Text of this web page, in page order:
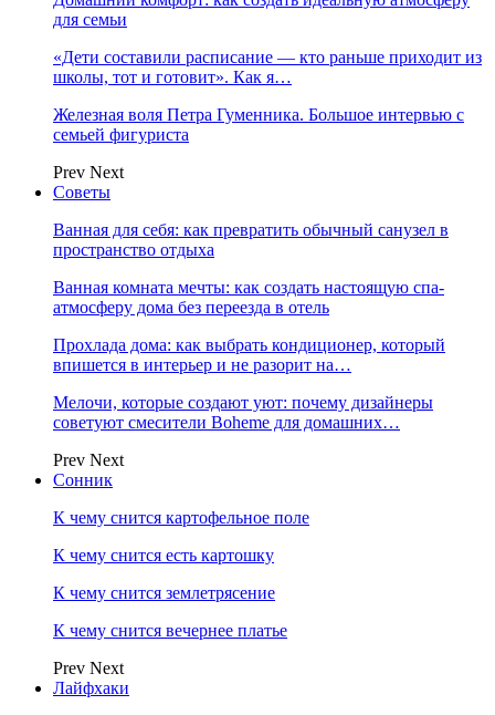
для семьи
«Дети составили расписание — кто раньше приходит из
школы, тот и готовит». Как я…
Железная воля Петра Гуменника. Большое интервью с
семьей фигуриста
Prev Next
Советы
Ванная для себя: как превратить обычный санузел в
пространство отдыха
Ванная комната мечты: как создать настоящую спа-
атмосферу дома без переезда в отель
Прохлада дома: как выбрать кондиционер, который
впишется в интерьер и не разорит на…
Мелочи, которые создают уют: почему дизайнеры
советуют смесители Boheme для домашних…
Prev Next
Сонник
К чему снится картофельное поле
К чему снится есть картошку
К чему снится землетрясение
К чему снится вечернее платье
Prev Next
Лайфхаки